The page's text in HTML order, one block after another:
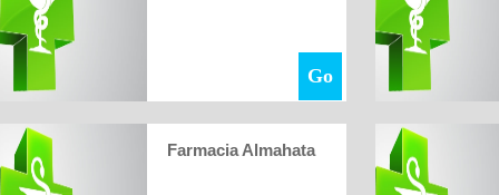
Go
Farmacia Almahata